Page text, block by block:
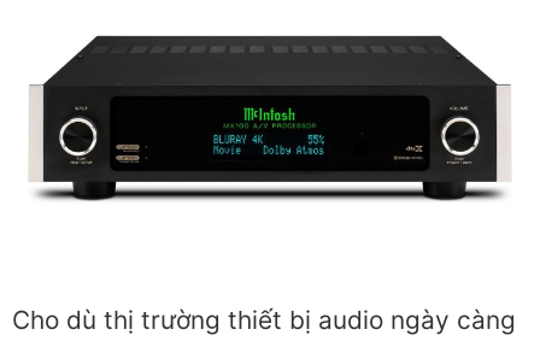
Cho dù thị trường thiết bị audio ngày càng